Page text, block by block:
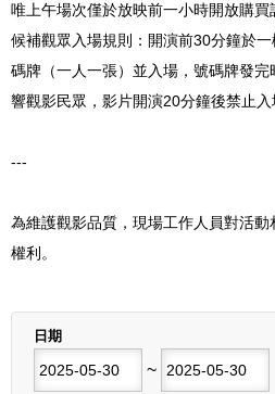
唯上午場次僅於放映前一小時開放購買
候補觀眾入場規則：開演前30分鐘於
碼牌（一人一張）並入場，號碼牌發
響觀影民眾，影片開演20分鐘後禁止入
---
為維護觀影品質，現場工作人員對活
權利。
日期
~